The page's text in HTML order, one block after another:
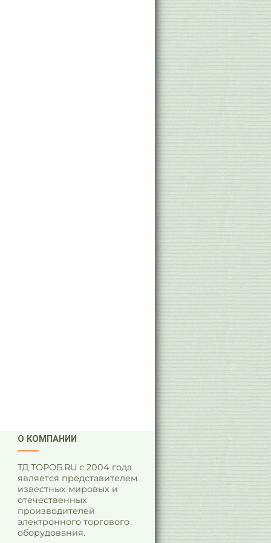
О КОМПАНИИ
ТД ТОРОБ.RU с 2004 года
является представителем
известных мировых и
отечественных
производителей
электронного торгового
оборудования.